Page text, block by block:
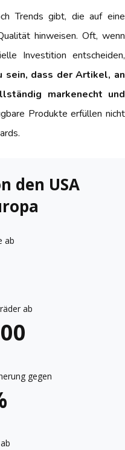
Trends gibt, die auf eine
hinweisen. Oft, wenn
Investition entscheiden,
sein, dass der Artikel, an
markenecht und
Produkte erfüllen nicht
den USA
ab
ab
gegen